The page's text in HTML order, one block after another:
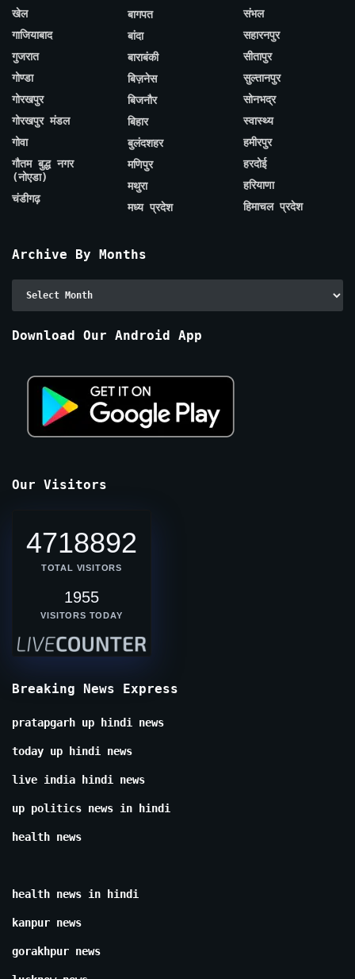
खेल
गाजियाबाद
गुजरात
गोण्डा
गोरखपुर
गोरखपुर मंडल
गोवा
गौतम बुद्ध नगर
(नोएडा)
चंडीगढ़
बागपत
बांदा
बाराबंकी
बिज़नेस
बिजनौर
बिहार
बुलंदशहर
मणिपुर
मथुरा
मध्य प्रदेश
संभल
सहारनपुर
सीतापुर
सुल्तानपुर
सोनभद्र
स्वास्थ्य
हमीरपुर
हरदोई
हरियाणा
हिमाचल प्रदेश
Archive By Months
Download Our Android App
Our Visitors
4718892
TOTAL VISITORS
1955
VISITORS TODAY
Breaking News Express
pratapgarh up hindi news
today up hindi news
live india hindi news
up politics news in hindi
health news
health news in hindi
kanpur news
gorakhpur news